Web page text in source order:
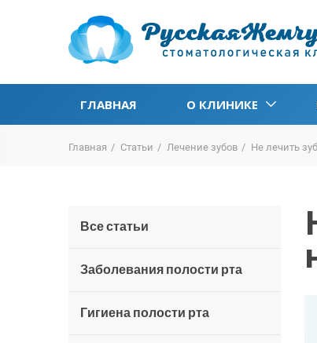
ГЛАВНАЯ О КЛИНИКЕ
Главная Статьи Лечение зубов Не лечить
Все статьи
Заболевания полости рта
Гигиена полости рта